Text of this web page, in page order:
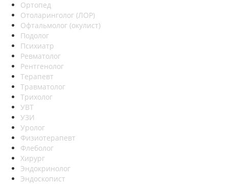
Ортопед
Отоларинголог (ЛОР)
Офтальмолог (окулист)
Подолог
Психиатр
Ревматолог
Рентгенолог
Терапевт
Травматолог
Трихолог
УВТ
УЗИ
Уролог
Физиотерапевт
Флеболог
Хирург
Эндокринолог
Эндоскопист